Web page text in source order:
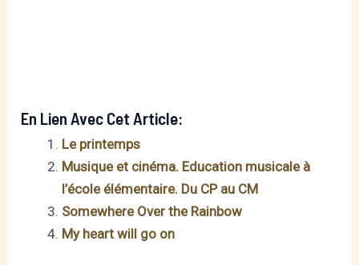
En Lien Avec Cet Article:
Le printemps
Musique et cinéma. Education musicale à
l’école élémentaire. Du CP au CM
Somewhere Over the Rainbow
My heart will go on